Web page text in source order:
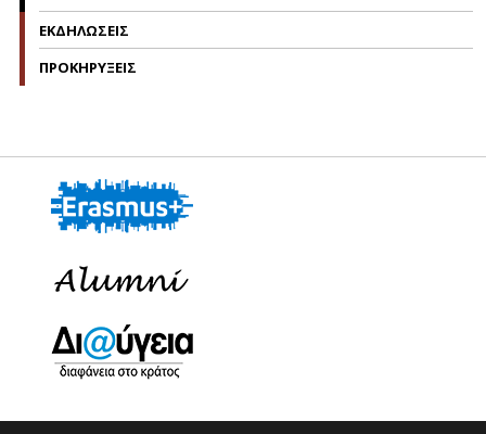
ΕΚΔΗΛΩΣΕΙΣ
ΠΡΟΚΗΡΥΞΕΙΣ